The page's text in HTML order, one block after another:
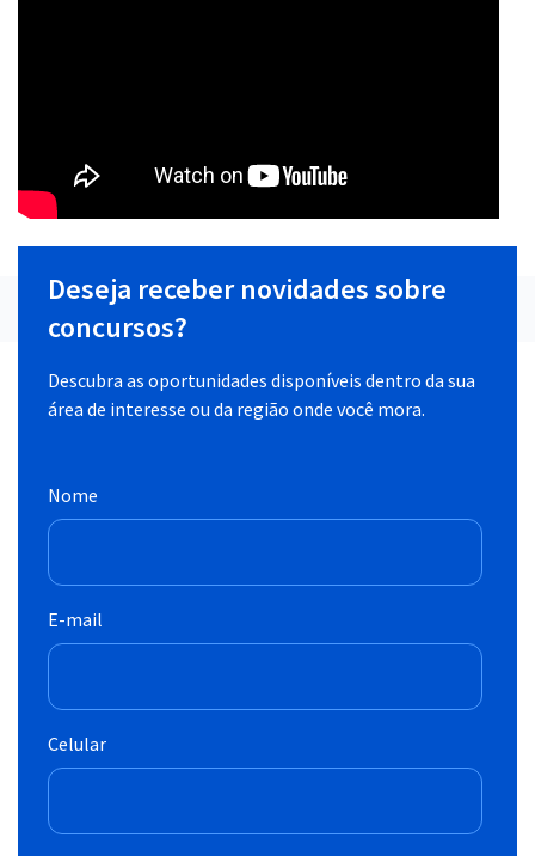
Deseja receber novidades sobre
concursos?
Descubra as oportunidades disponíveis dentro da sua
área de interesse ou da região onde você mora.
Nome
E-mail
Celular